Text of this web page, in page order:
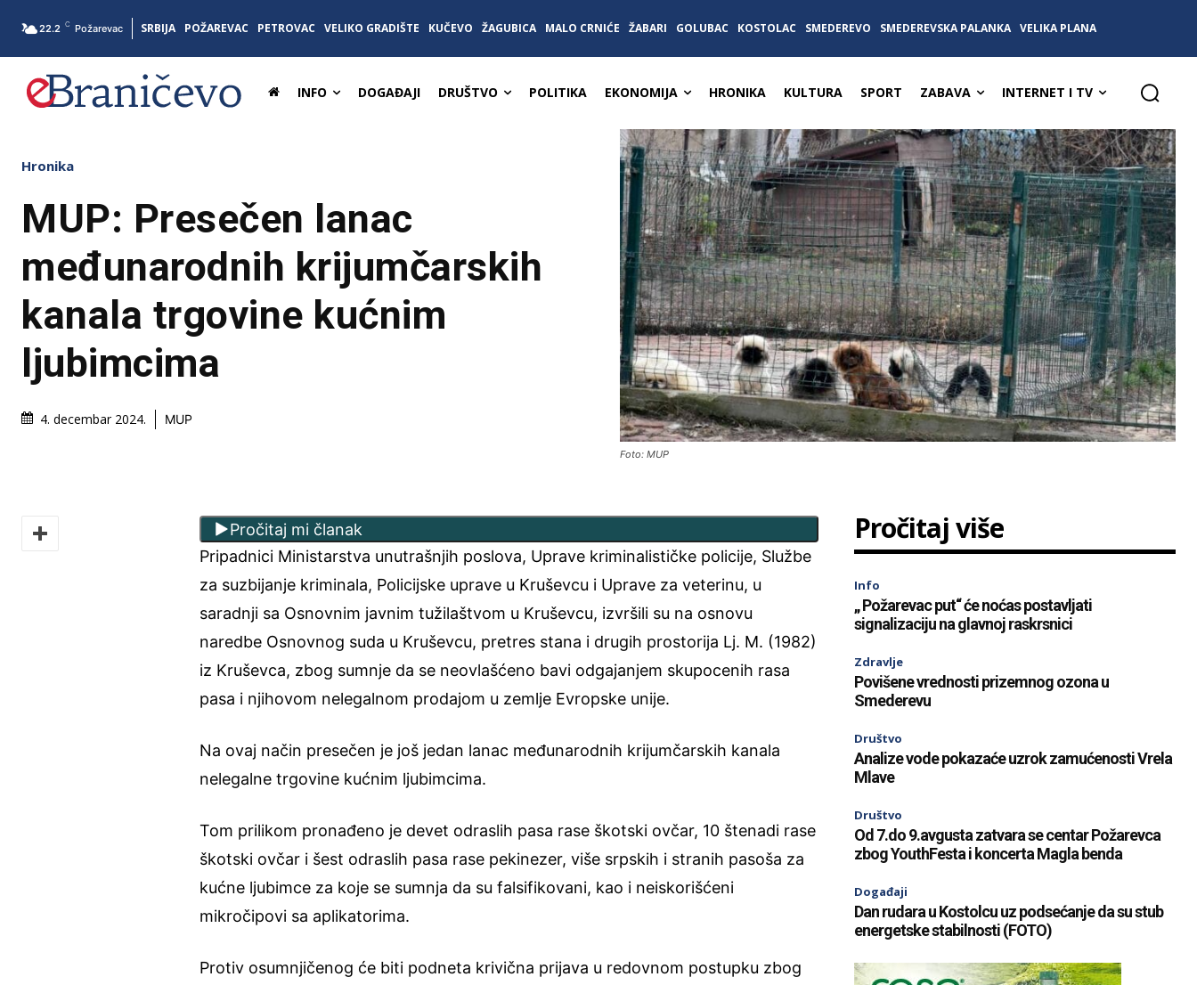
22.2 C Požarevac SRBIJA POŽAREVAC PETROVAC VELIKO GRADIŠTE KUČEVO ŽAGUBICA MALO CRNIĆE ŽABARI GOLUBAC KOSTOLAC SMEDEREVO SMEDEREVSKA PALANKA VELIKA PLANA
INFO DOGAĐAJI DRUŠTVO POLITIKA EKONOMIJA HRONIKA KULTURA SPORT ZABAVA INTERNET I TV
Hronika
MUP: Presečen lanac
međunarodnih krijumčarskih
kanala trgovine kućnim
ljubimcima
4. decembar 2024. MUP
Foto: MUP
Pročitaj mi članak
Pripadnici Ministarstva unutrašnjih poslova, Uprave kriminalističke policije, Službe
za suzbijanje kriminala, Policijske uprave u Kruševcu i Uprave za veterinu, u
saradnji sa Osnovnim javnim tužilaštvom u Kruševcu, izvršili su na osnovu
naredbe Osnovnog suda u Kruševcu, pretres stana i drugih prostorija Lj. M. (1982)
iz Kruševca, zbog sumnje da se neovlašćeno bavi odgajanjem skupocenih rasa
pasa i njihovom nelegalnom prodajom u zemlje Evropske unije.
Na ovaj način presečen je još jedan lanac međunarodnih krijumčarskih kanala
nelegalne trgovine kućnim ljubimcima.
Tom prilikom pronađeno je devet odraslih pasa rase škotski ovčar, 10 štenadi rase
škotski ovčar i šest odraslih pasa rase pekinezer, više srpskih i stranih pasoša za
kućne ljubimce za koje se sumnja da su falsifikovani, kao i neiskorišćeni
mikročipovi sa aplikatorima.
Protiv osumnjičenog će biti podneta krivična prijava u redovnom postupku zbog
Pročitaj više
Info
„ Požarevac put“ će noćas postavljati
signalizaciju na glavnoj raskrsnici
Zdravlje
Povišene vrednosti prizemnog ozona u
Smederevu
Društvo
Analize vode pokazaće uzrok zamućenosti Vrela
Mlave
Društvo
Od 7.do 9.avgusta zatvara se centar Požarevca
zbog YouthFesta i koncerta Magla benda
Događaji
Dan rudara u Kostolcu uz podsećanje da su stub
energetske stabilnosti (FOTO)